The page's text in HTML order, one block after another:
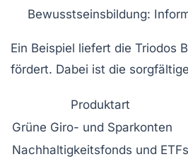
Bewusstseinsbildung:
Ein Beispiel liefert die Triodos
fördert. Dabei ist die
Produktart
Grüne Giro- und Sparkonten
Nachhaltigkeitsfonds und ETFs